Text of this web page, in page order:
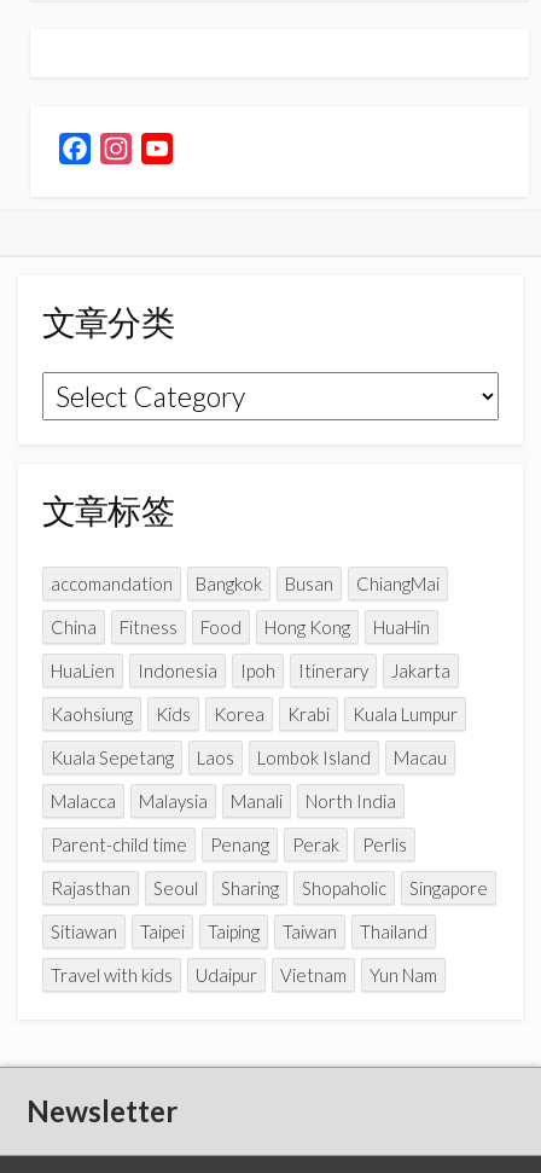
o
o
k
r
a
m
e
C
h
文章分类
文
章
类
文章标签
accomandation Bangkok Busan
ChiangMai
China
Fitness Food Hong Kong
HuaHin
HuaLien
Indonesia Ipoh Itinerary
Jakarta
Kaohsiung
Kids Korea Krabi
Kuala Lumpur
Kuala Sepetang
Laos Lombok Island
Macau
Malacca
Malaysia Manali
North India
Parent-child time
Penang Perak
Perlis
Rajasthan
Seoul Sharing Shopaholic
Singapore
Sitiawan
Taipei Taiping Taiwan
Thailand
Travel with kids
Udaipur Vietnam Yun Nam
Newsletter